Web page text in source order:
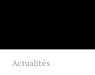
Actualités